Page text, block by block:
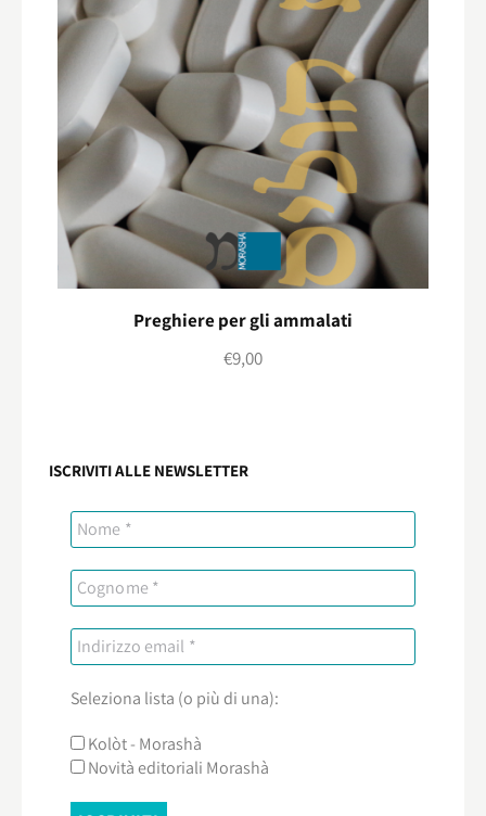
Preghiere per gli ammalati
€9,00
ISCRIVITI ALLE NEWSLETTER
Seleziona lista (o più di una):
Kolòt - Morashà
Novità editoriali Morashà